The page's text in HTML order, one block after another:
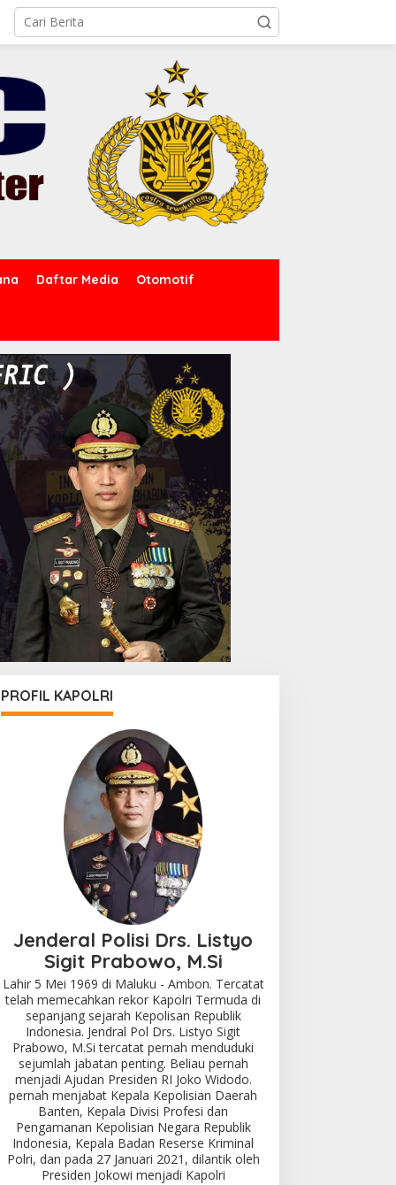
Daftar Media Otomotif
PROFIL KAPOLRI
Jenderal Polisi Drs. Listyo
Sigit Prabowo, M.Si
Lahir 5 Mei 1969 di Maluku - Ambon. Tercatat
telah memecahkan rekor Kapolri Termuda di
sepanjang sejarah Kepolisan Republik
Indonesia. Jendral Pol Drs. Listyo Sigit
Prabowo, M.Si tercatat pernah menduduki
sejumlah jabatan penting. Beliau pernah
menjadi Ajudan Presiden RI Joko Widodo.
pernah menjabat Kepala Kepolisian Daerah
Banten, Kepala Divisi Profesi dan
Pengamanan Kepolisian Negara Republik
Indonesia, Kepala Badan Reserse Kriminal
Polri, dan pada 27 Januari 2021, dilantik oleh
Presiden Jokowi menjadi Kapolri